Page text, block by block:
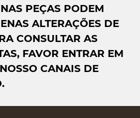
PEÇAS PODEM
ALTERAÇÕES DE
CONSULTAR AS
FAVOR ENTRAR EM
CANAIS DE